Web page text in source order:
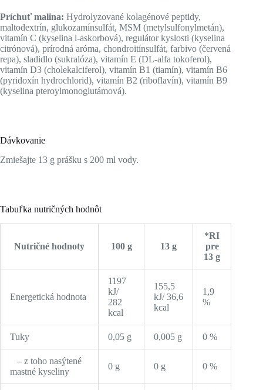
Príchuť malina: Hydrolyzované kolagénové peptidy,
maltodextrín, glukozamínsulfát, MSM (metylsulfonylmetán),
vitamín C (kyselina l-askorbová), regulátor kyslosti (kyselina
citrónová), prírodná aróma, chondroitínsulfát, farbivo (červená
repa), sladidlo (sukralóza), vitamín E (DL-alfa tokoferol),
vitamín D3 (cholekalciferol), vitamín B1 (tiamín), vitamín B6
(pyridoxín hydrochlorid), vitamín B2 (riboflavín), vitamín B9
(kyselina pteroylmonoglutámová).
Dávkovanie
Zmiešajte 13 g prášku s 200 ml vody.
Tabuľka nutričných hodnôt
Nutričné hodnoty 100 g 13 g
*RI
pre
13 g
Energetická hodnota
1197
kJ/
282
kcal
155,5
kJ/ 36,6
kcal
1,9
%
Tuky 0,05 g 0,005 g 0 %
– z toho nasýtené
mastné kyseliny
0 g 0 g 0 %